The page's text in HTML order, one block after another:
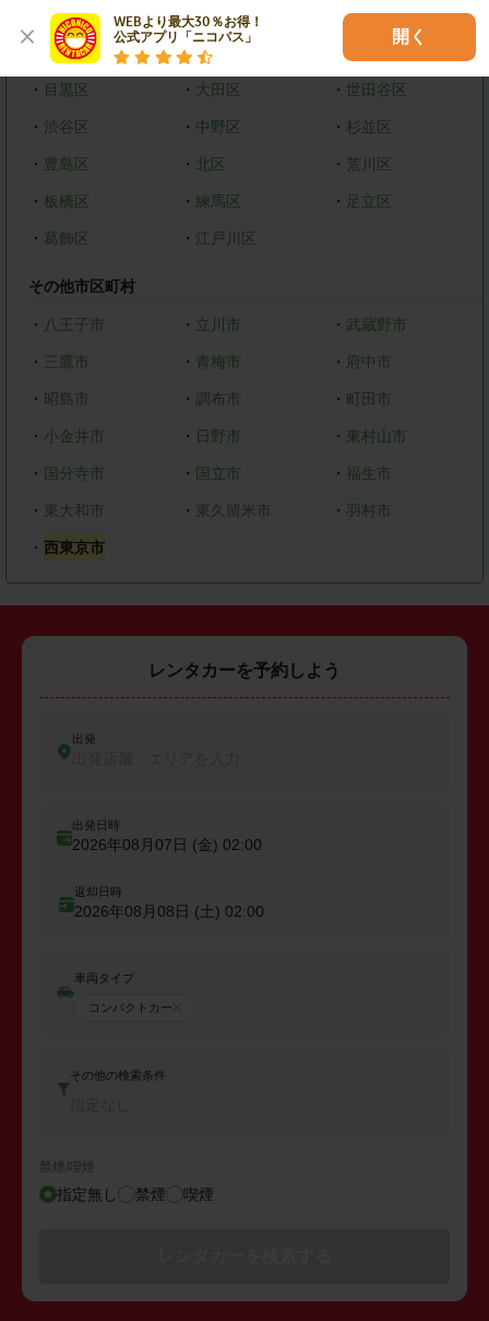
WEBより最大30％お得！
公式アプリ「ニコパス」
開く
新宿区 ・文京区 ・台東区
墨田区 ・ 江東区 ・
・ 目黒区 ・ 大田区 ・世田谷区
・ 渋谷区 ・ 中野区 ・杉並区
・ 豊島区 ・ 北区 ・ 荒川区
・ 板橋区 ・ 練馬区 ・ 足立区
・ 葛飾区 ・ 江戸川区
その他市区町村
・ 八王子市 ・ 立川市 ・ 武蔵野市
・ 三鷹市 ・ 青梅市 ・ 府中市
・ 昭島市 ・ 調布市 ・ 町田市
・ 小金井市 ・ 日野市 ・ 東村山市
・ 国分寺市 ・ 国立市 ・ 福生市
・ 東大和市 ・ 東久留米市 ・羽村市
・ 西東京市
レンタカーを予約しよう
出発
出発日時
2026年08月07日 (金) 02:00
返却日時
2026年08月08日 (土) 02:00
車両タイプ
コンパクトカー
その他の検索条件
禁煙/喫煙
指定無し 禁煙 喫煙